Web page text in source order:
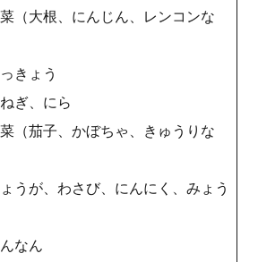
菜（大根、にんじん、レンコンな
きょう
ぎ、にら
菜（茄子、かぼちゃ、きゅうりな
ょうが、わさび、にんにく、みょう
なん